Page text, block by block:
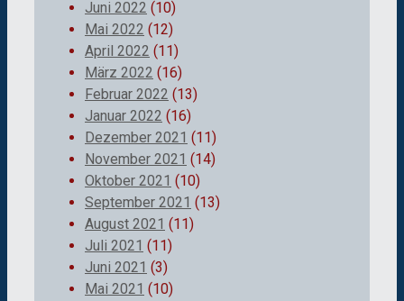
Juni 2022 (10)
Mai 2022 (12)
April 2022 (11)
März 2022 (16)
Februar 2022 (13)
Januar 2022 (16)
Dezember 2021 (11)
November 2021 (14)
Oktober 2021 (10)
September 2021 (13)
August 2021 (11)
Juli 2021 (11)
Juni 2021 (3)
Mai 2021 (10)